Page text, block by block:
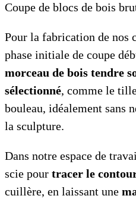
Coupe de blocs de bois
Pour la fabrication de nos
phase initiale de coupe
morceau de bois tendre
sélectionné, comme le
bouleau, idéalement sans
la sculpture.
Dans notre espace de
scie pour tracer le
cuillère, en laissant une